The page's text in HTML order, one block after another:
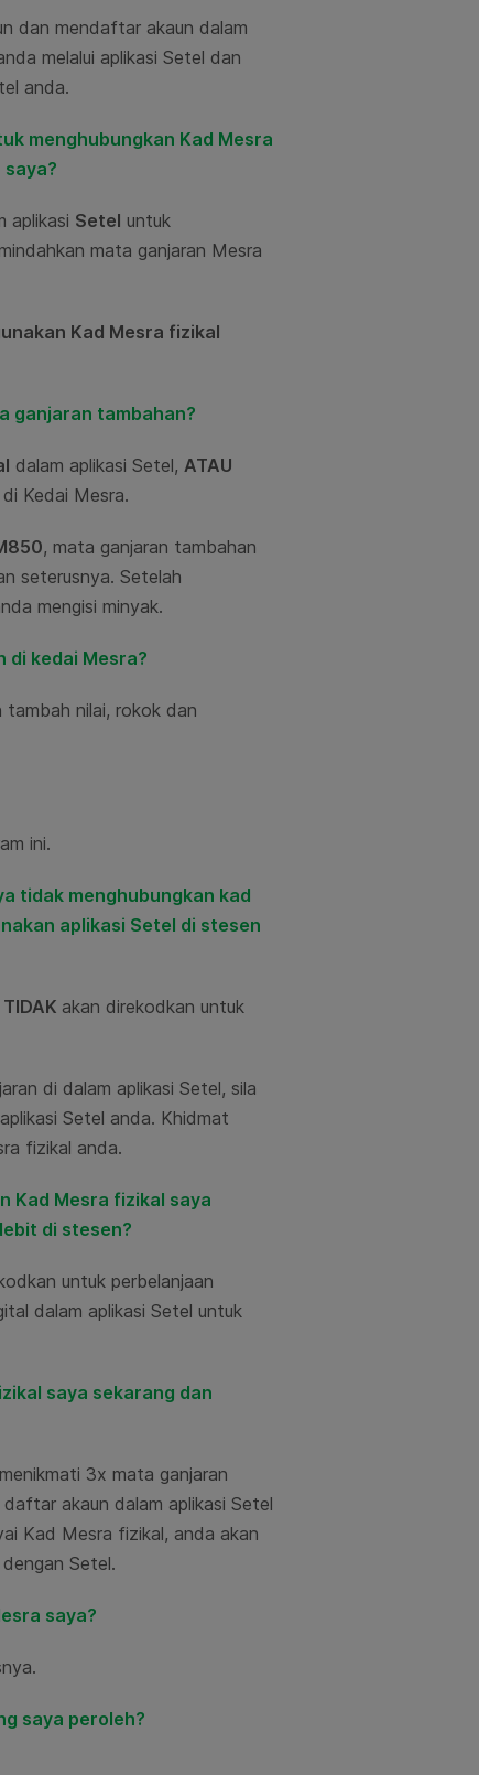
dan mendaftar akaun dalam
melalui aplikasi Setel dan
anda.
menghubungkan Kad Mesra
aplikasi Setel untuk
mata ganjaran Mesra
Kad Mesra fizikal
ganjaran tambahan?
dalam aplikasi Setel, ATAU
Kedai Mesra.
, mata ganjaran tambahan
seterusnya. Setelah
mengisi minyak.
di kedai Mesra?
tambah nilai, rokok dan
ini.
tidak menghubungkan kad
aplikasi Setel di stesen
TIDAK akan direkodkan untuk
di dalam aplikasi Setel, sila
Setel anda. Khidmat
fizikal anda.
Kad Mesra fizikal saya
di stesen?
untuk perbelanjaan
dalam aplikasi Setel untuk
saya sekarang dan
3x mata ganjaran
akaun dalam aplikasi Setel
Kad Mesra fizikal, anda akan
Setel.
saya?
saya peroleh?